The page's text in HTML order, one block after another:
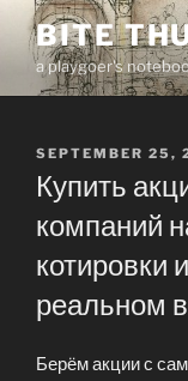
Skip
content
BITE
a playgoer's
POSTED
ON
SEPTEMBER 25,
Купить
компаний
котировки
реальном
Берём акции с